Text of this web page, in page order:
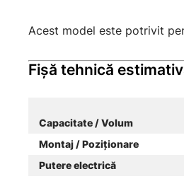
Acest model este potrivit
Fișă tehnică
Capacitate / Volum
Montaj / Poziționare
Putere electrică